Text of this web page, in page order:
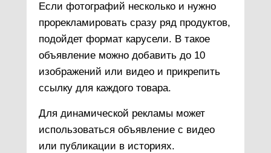
Если фотографий несколько и нужно
прорекламировать сразу ряд продуктов,
подойдет формат карусели. В такое
объявление можно добавить до 10
изображений или видео и прикрепить
ссылку для каждого товара.
Для динамической рекламы может
использоваться объявление с видео
или публикации в историях.